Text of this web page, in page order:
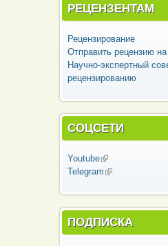
РЕЦЕНЗЕНТАМ
Рецензирование
Отправить рецензию
Научно-экспертный
рецензированию
СОЦСЕТИ
Youtube(внешняя
Telegram (внешняя
ПОДПИСКА